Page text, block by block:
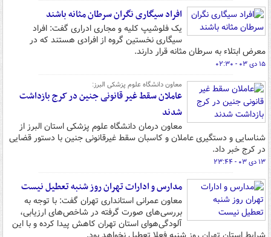
افراد سیگاری نگران سرطان مثانه باشند
یک فلوشیپ کلیه و مجاری ادراری گفت: افراد
سیگاری نخستین گروه از افرادی هستند که در
معرض ابتلاء به سرطان مثانه قرار دارند.
۱۵ دی ۰۳ - ۰۲:۳۰
معاون دانشگاه علوم پزشکی البرز:
عاملان سقط غیر قانونی جنین در کرج بازداشت
شدند
معاون درمان دانشگاه علوم پزشکی استان البرز از
شناسایی و دستگیری عاملان و کاسبان سقط غیرقانونی جنین با دستور قضایی
در کرج خبر داد.
۱۳ دی ۰۳ - ۲۳:۴۴
مدارس و ادارات تهران روز شنبه تعطیل نیست
معاون عمرانی استانداری تهران گفت: با توجه به
بررسی‌های صورت گرفته در شاخص‌های ارزیابی،
آلودگی‌هوای استان تهران کاهش پیدا کرده و با این